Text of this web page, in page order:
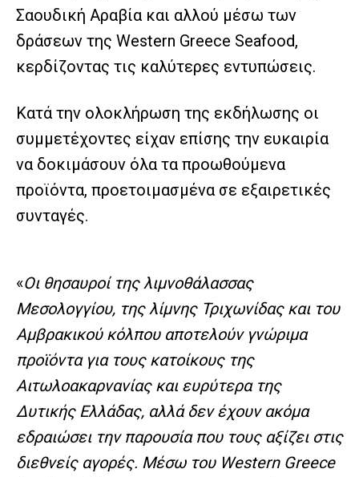
Σαουδική Αραβία και αλλού μέσω των
δράσεων της Western Greece Seafood,
κερδίζοντας τις καλύτερες εντυπώσεις.
Κατά την ολοκλήρωση της εκδήλωσης οι
συμμετέχοντες είχαν επίσης την ευκαιρία
να δοκιμάσουν όλα τα προωθούμενα
προϊόντα, προετοιμασμένα σε εξαιρετικές
συνταγές.
«Οι θησαυροί της λιμνοθάλασσας
Μεσολογγίου, της λίμνης Τριχωνίδας και του
Αμβρακικού κόλπου αποτελούν γνώριμα
προϊόντα για τους κατοίκους της
Αιτωλοακαρνανίας και ευρύτερα της
Δυτικής Ελλάδας, αλλά δεν έχουν ακόμα
εδραιώσει την παρουσία που τους αξίζει στις
διεθνείς αγορές. Μέσω του Western Greece